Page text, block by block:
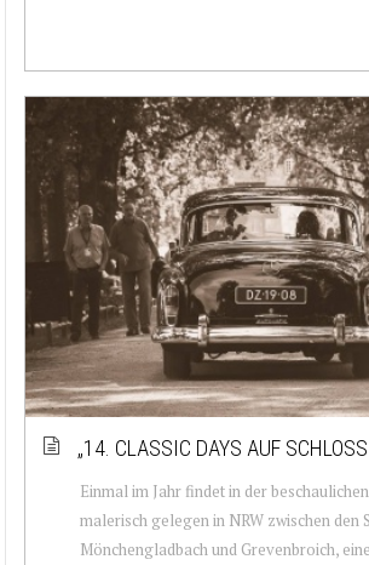
„14. CLASSIC DAYS AUF SCHLOSS
Einmal im Jahr findet in der
malerisch gelegen in NRW zwischen den
Mönchengladbach und Grevenbroich,